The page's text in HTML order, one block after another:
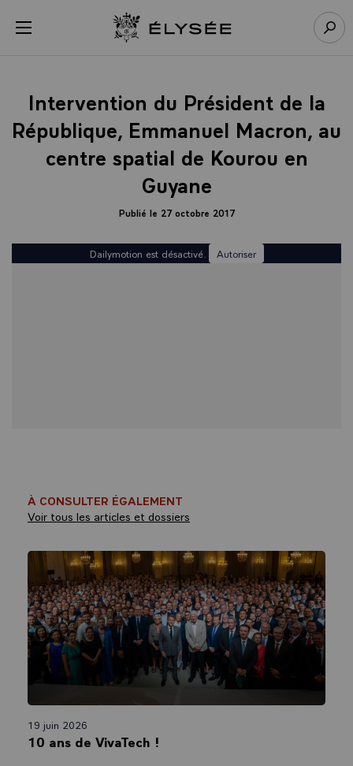
menu Retour à l’accueil Élysée
Intervention du Président de la
République, Emmanuel Macron, au
centre spatial de Kourou en
Guyane
Publié le 27 octobre 2017
Dailymotion est désactivé. Autoriser
À CONSULTER ÉGALEMENT
Voir tous les articles et dossiers
19 juin 2026
10 ans de VivaTech !
Panneau de gestion des cookies